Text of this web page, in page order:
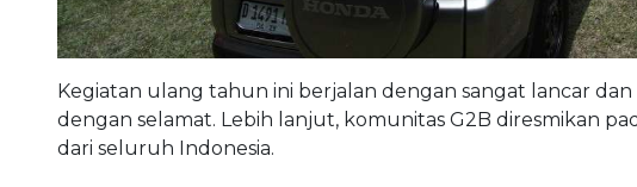
Kegiatan ulang tahun ini berjalan dengan sangat lancar
dengan selamat. Lebih lanjut, komunitas G2B diresmikan
dari seluruh Indonesia.